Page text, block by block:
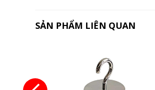
SẢN PHẨM LIÊN QUAN